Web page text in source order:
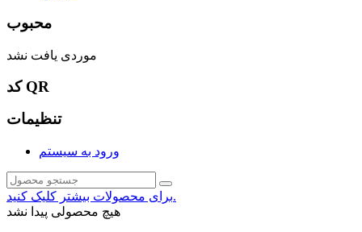
محبوب
موردی یافت نشد
کد QR
تنظیمات
ورود به سیستم
برای محصولات بیشتر کلیک کنید.
هیچ محصولی پیدا نشد